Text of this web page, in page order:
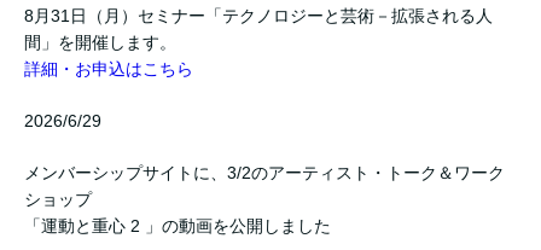
8月31日（月）セミナー「テクノロジーと芸術－拡張される人
間」を開催します。
詳細・お申込はこちら
2026/6/29
メンバーシップサイトに、3/2のアーティスト・トーク＆ワーク
ショップ
「運動と重心 2 」の動画を公開しました